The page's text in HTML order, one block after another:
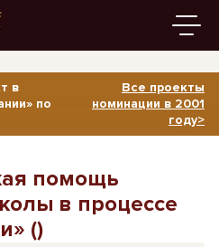
в
по
Все проекты
номинации в 2001
году>
помощь
в процессе
()